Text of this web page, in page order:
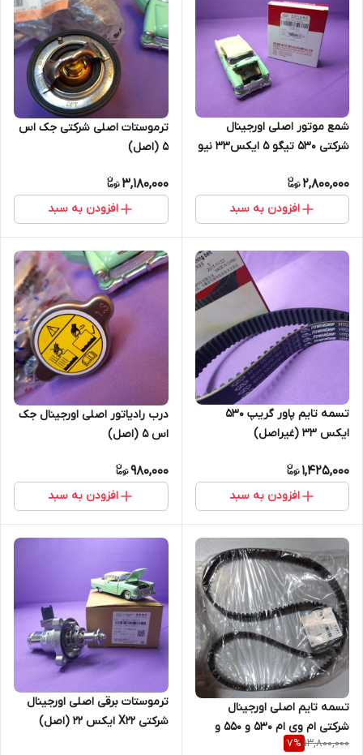
شمع موتور اصلی اورجینال
شرکتی ۵۳۰ تیگو ۵ ایکس۳۳ نیو
2,800,000
افزودن به سبد
ترموستات اصلی شرکتی جک اس
5 (اصل)
3,180,000
افزودن به سبد
تسمه تایم پاور گریپ 530
ایکس 33 (غیراصل)
1,425,000
افزودن به سبد
درب رادیاتور اصلی اورجینال جک
اس 5 (اصل)
980,000
افزودن به سبد
تسمه تایم اصلی اورجینال
شرکتی ام وی ام 530 و 550 و
ایکس 33 دنده ای (اصل)
13,800,000
7%
ترموستات برقی اصلی اورجینال
شرکتی X22 ایکس 22 (اصل)